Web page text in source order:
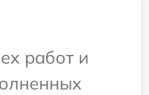
работ и